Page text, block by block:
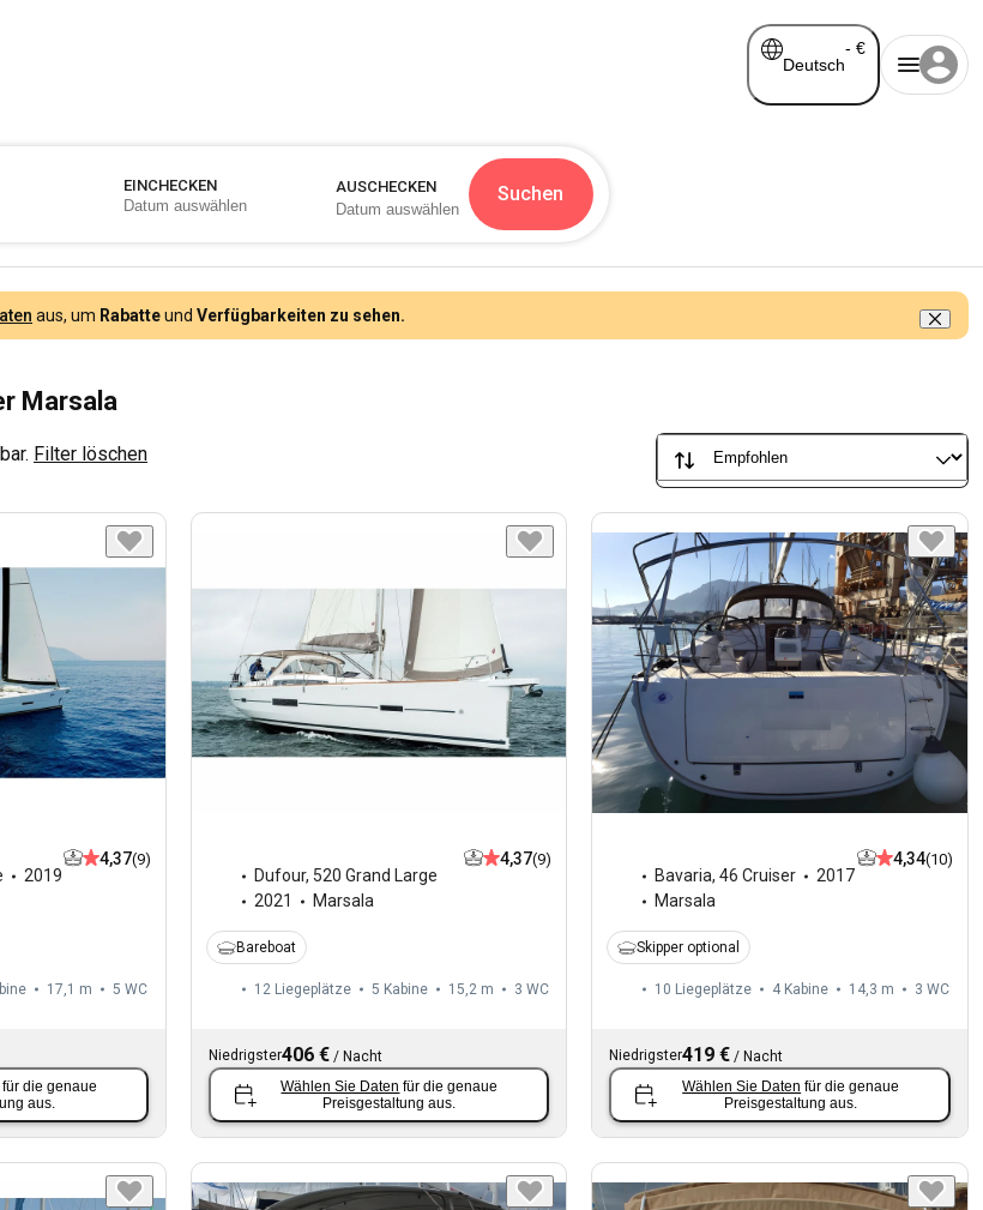
Deutsch
- €
EINCHECKEN AUSCHECKEN Suchen
aus, um Rabatteund Verfügbarkeiten zu sehen.
Marsala
Filter löschen
2019
4,37(9)
17,1 m 5 WC
für die genaue
aus.
Dufour, 520 Grand Large
2021
Marsala
4,37(9)
Bareboat
12 Liegeplätze 5 Kabine 15,2 m 3 WC
Niedrigster406 €/ Nacht
Wählen Sie Daten für die genaue
Preisgestaltung aus.
Bavaria,46 Cruiser
2017
Marsala
4,34(10)
Skipper optional
10 Liegeplätze 4 Kabine 14,3 m 3 WC
Niedrigster419 € / Nacht
Wählen Sie Daten für die genaue
Preisgestaltung aus.